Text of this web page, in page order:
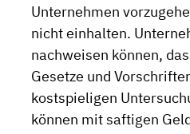
Unternehmen
nicht einhalten.
nachweisen können,
Gesetze und
kostspieligen
können mit saftigen